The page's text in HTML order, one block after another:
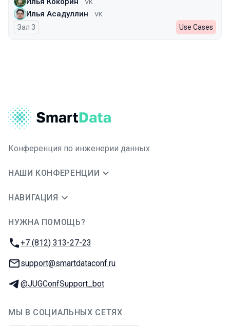
VK
Илья Асадуллин VK
Зал 3 Use Cases
Конференция по инженерии данных
НАШИ КОНФЕРЕНЦИИ
НАВИГАЦИЯ
НУЖНА ПОМОЩЬ?
Телефон:
+7 (812) 313-27-23
E-mail:
support@smartdataconf.ru
Телеграм:
@JUGConfSupport_bot
МЫ В СОЦИАЛЬНЫХ СЕТЯХ